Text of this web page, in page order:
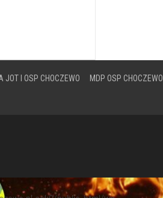
JOT I OSP CHOCZEWO MDP OSP CHOCZEWO